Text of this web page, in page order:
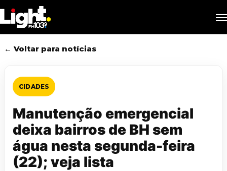
to
main
content
← Voltar para notícias
CIDADES
Manutenção emergencial
deixa bairros de BH sem
água nesta segunda-feira
(22); veja lista